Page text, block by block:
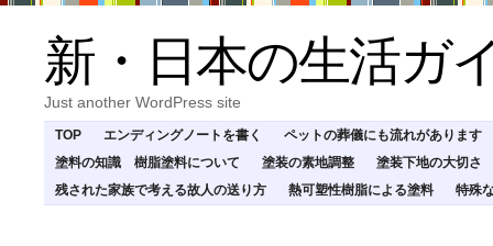
新・日本の生活ガ
Just another WordPress site
TOP エンディングノートを書く
ペットの葬儀にも流れがあります
塗料の知識 樹脂塗料について
塗装の素地調整
塗装下地の大切さ
残された家族で考える故人の送り方
熱可塑性樹脂による塗料 特殊